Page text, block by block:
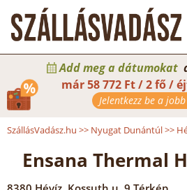
Add meg a dátumokat
már58 772 Ft / 2 fő /
Jelentkezz be a
SzállásVadász.hu >> Nyugat Dunántúl>>
Ensana Thermal